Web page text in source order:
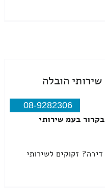
הובלה
08-9282306
בעמ שירותי
זקוקים לשירותי